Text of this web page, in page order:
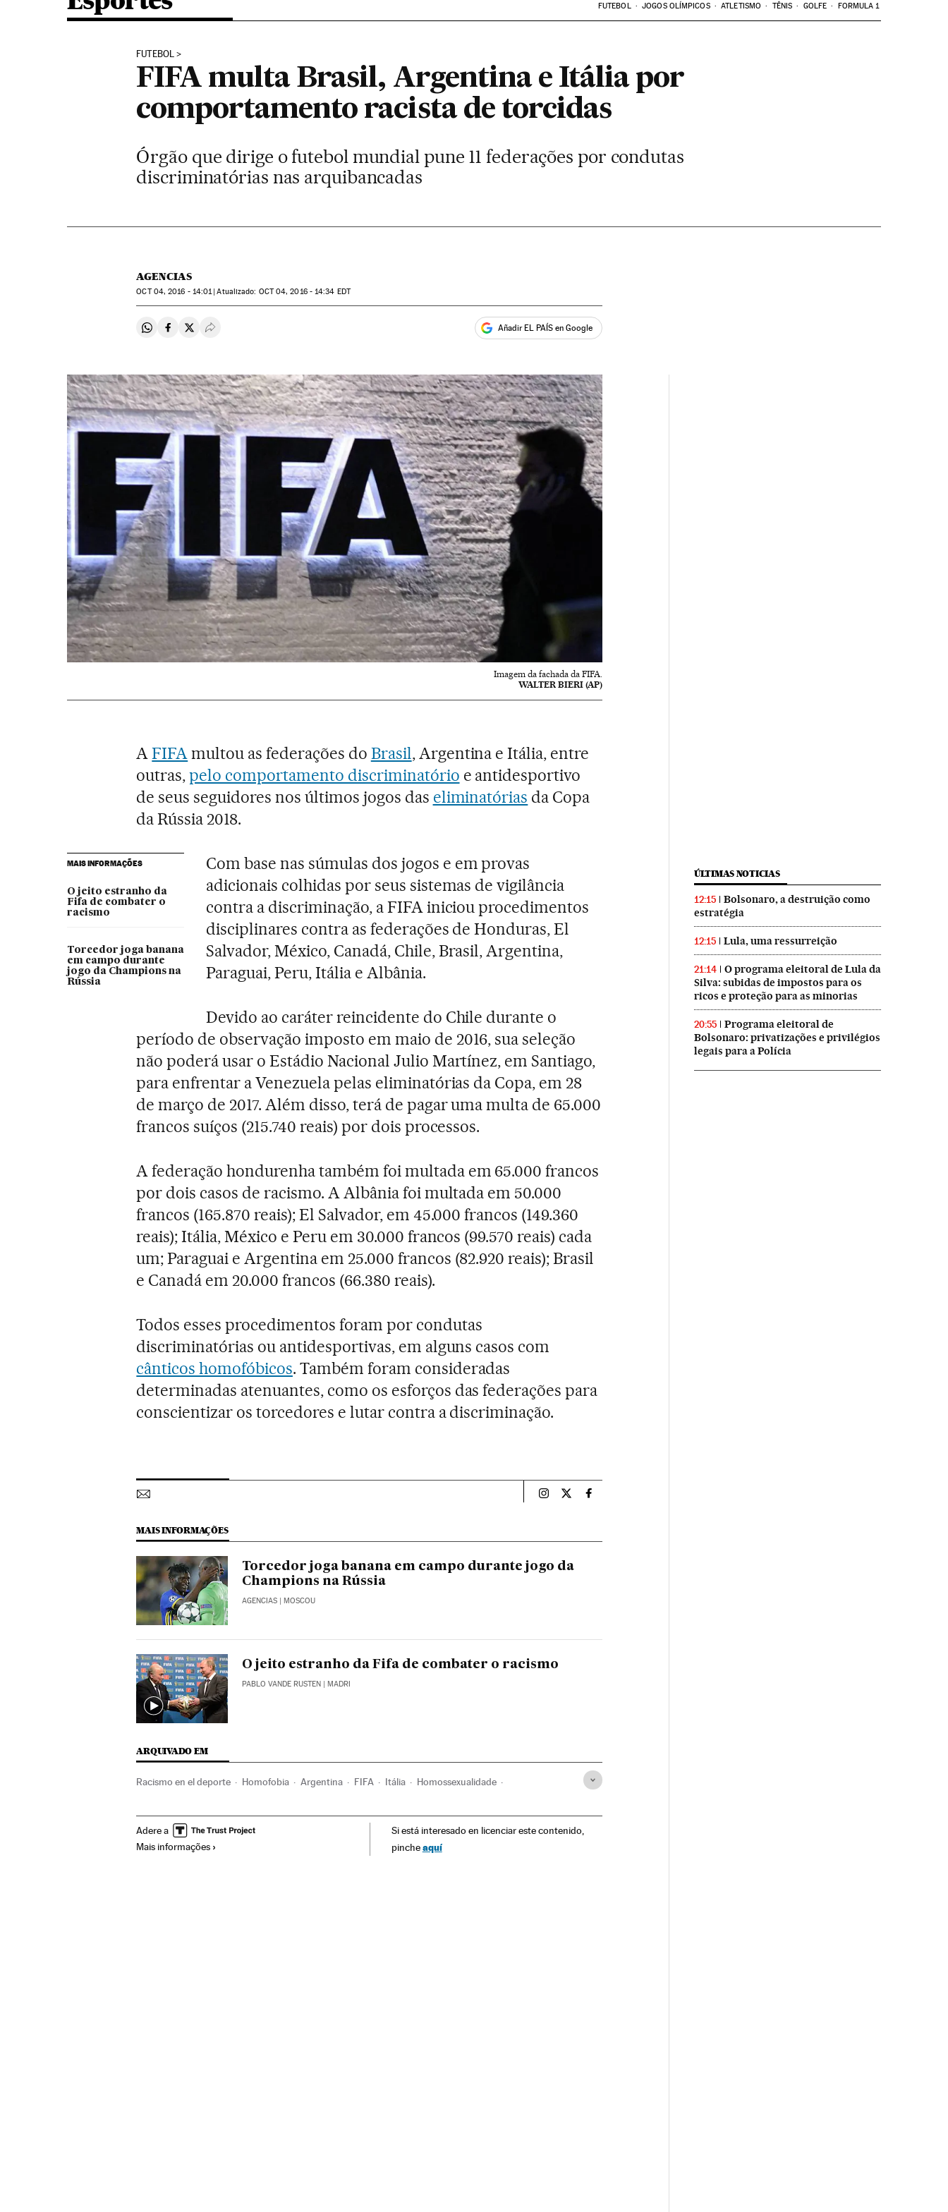
FUTEBOL JOGOS OLÍMPICOS ATLETISMO TÊNIS GOLFE FORMULA 1
FUTEBOL
FIFA multa Brasil, Argentina e Itália por
comportamento racista de torcidas
Órgão que dirige o futebol mundial pune 11 federações por condutas
discriminatórias nas arquibancadas
AGENCIAS
OCT04, 2016 - 14:01 atualizado: OCT04, 2016 - 14:34 EDT
Compartir en Whatsapp
Compartir en Facebook
Compartir en Twitter
Desplegar Redes Sociales Añadir EL PAÍS en Google
Imagem da fachada da FIFA.
WALTER BIERI (AP)
AFIFAmultou as federações do Brasil, Argentina e Itália, entre
outras,pelo comportamento discriminatório e antidesportivo
de seus seguidores nos últimos jogos das eliminatórias da Copa
da Rússia 2018.
MAIS INFORMAÇÕES
O jeito estranho da
Fifa de combater o
racismo
Torcedor joga banana
em campo durante
jogo da Champions na
Rússia
Com base nas súmulas dos jogos e em provas
adicionais colhidas por seus sistemas de vigilância
contra a discriminação, a FIFA iniciou procedimentos
disciplinares contra as federações de Honduras, El
Salvador, México, Canadá, Chile, Brasil, Argentina,
Paraguai, Peru, Itália e Albânia.
Devido ao caráter reincidente do Chile durante o
período de observação imposto em maio de 2016, sua seleção
não poderá usar o Estádio Nacional Julio Martínez, em Santiago,
para enfrentar a Venezuela pelas eliminatórias da Copa, em 28
de março de 2017. Além disso, terá de pagar uma multa de 65.000
francos suíços (215.740 reais) por dois processos.
A federação hondurenha também foi multada em 65.000 francos
por dois casos de racismo. A Albânia foi multada em 50.000
francos (165.870 reais); El Salvador, em 45.000 francos (149.360
reais); Itália, México e Peru em 30.000 francos (99.570 reais) cada
um; Paraguai e Argentina em 25.000 francos (82.920 reais); Brasil
e Canadá em 20.000 francos (66.380 reais).
Todos esses procedimentos foram por condutas
discriminatórias ou antidesportivas, em alguns casos com
cânticos homofóbicos. Também foram consideradas
determinadas atenuantes, como os esforços das federações para
conscientizar os torcedores e lutar contra a discriminação.
Esportes El País Brasil en Instagram
Esportes El País Brasil en Twitter
Esportes El País Brasil en Facebook
MAIS INFORMAÇÕES
Torcedor joga banana em campo durante jogo da
Champions na Rússia
AGENCIAS | MOSCOU
O jeito estranho da Fifa de combater o racismo
PABLO VANDE RUSTEN | MADRI
ARQUIVADO EM
Racismo en el deporte Homofobia Argentina FIFA Itália Homossexualidade
Futebol Discriminação Organizações desportivas Sexualidade América do Sul Delitos ódio
Adere a
Mais informações
Si está interesado en licenciar este contenido,
pincheaquí
ÚLTIMAS NOTICIAS
12:15
Bolsonaro, a destruição como
estratégia
12:15 Lula, uma ressurreição
21:14
O programa eleitoral de Lula da
Silva: subidas de impostos para os
ricos e proteção para as minorias
20:55
Programa eleitoral de
Bolsonaro: privatizações e privilégios
legais para a Polícia